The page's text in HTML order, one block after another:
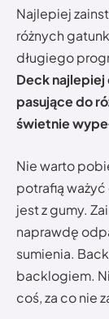
Najlepiej
różnych
długiego
Deck najlepiej
pasujące do
świetnie
Nie warto
potrafią ważyć
jest z gumy.
naprawdę
sumienia.
backlogiem.
coś, za co nie